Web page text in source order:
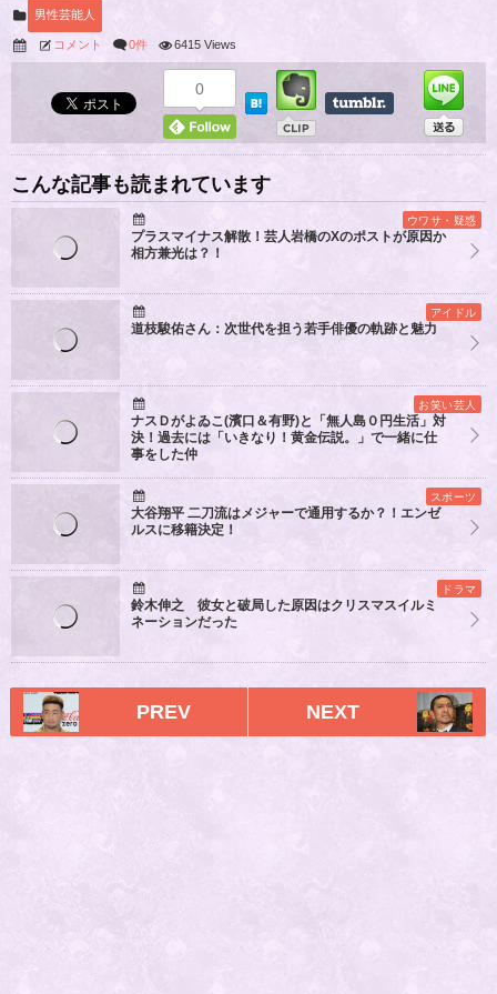
男性芸能人
コメント 0件 6415 Views
0
こんな記事も読まれています
ウワサ・疑惑
プラスマイナス解散！芸人岩橋のXのポストが原因か
相方兼光は？！
アイドル
道枝駿佑さん：次世代を担う若手俳優の軌跡と魅力
お笑い芸人
ナスＤがよゐこ(濱口＆有野)と「無人島０円生活」対
決！過去には「いきなり！黄金伝説。」で一緒に仕
事をした仲
スポーツ
大谷翔平 二刀流はメジャーで通用するか？！エンゼ
ルスに移籍決定！
ドラマ
鈴木伸之 彼女と破局した原因はクリスマスイルミ
ネーションだった
PREV NEXT